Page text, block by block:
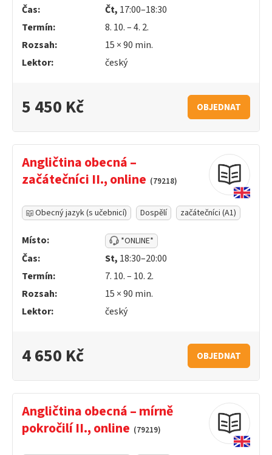
Čas: Čt, 17:00–18:30
Termín:
8. 10. – 4. 2.
Rozsah:
15 ×90 min.
Lektor:
český
5 450 Kč OBJEDNAT
Angličtina obecná –
začátečníci II., online (79218)
Obecný jazyk (s učebnicí) Dospělí začátečníci (A1)
Místo: *ONLINE*
Čas: St, 18:30–20:00
Termín:
7. 10. – 10. 2.
Rozsah:
15 ×90 min.
Lektor:
český
4 650 Kč OBJEDNAT
Angličtina obecná – mírně
pokročilí II., online (79219)